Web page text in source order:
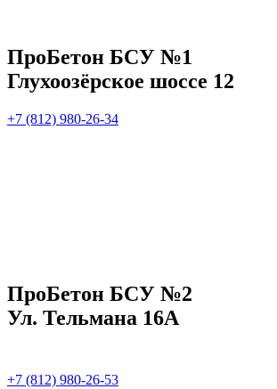
ПроБетон БСУ №1
Глухоозёрское шоссе 12
+7 (812) 980-26-34
ПроБетон БСУ №2
Ул. Тельмана 16А
+7 (812) 980-26-53